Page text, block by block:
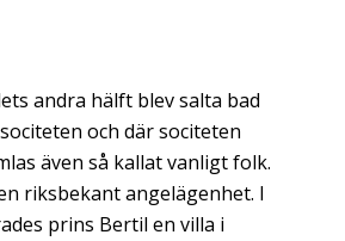
andra hälft blev salta bad
och där sociteten
även så kallat vanligt folk.
riksbekant angelägenhet. I
prins Bertil en villa i